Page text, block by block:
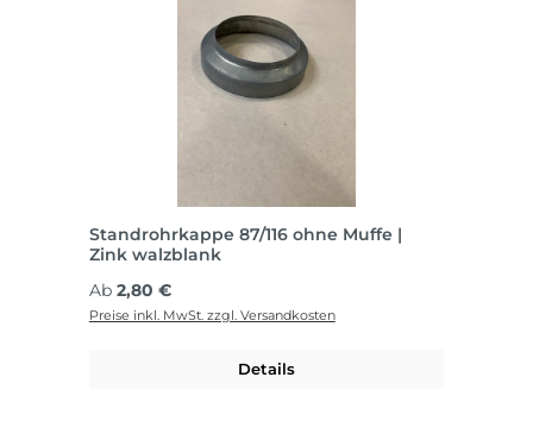
Standrohrkappe 87/116 ohne Muffe |
Zink walzblank
Regulärer Preis:
Ab 2,80 €
Preise inkl. MwSt. zzgl. Versandkosten
Details